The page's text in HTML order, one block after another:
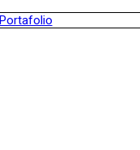
Portafolio